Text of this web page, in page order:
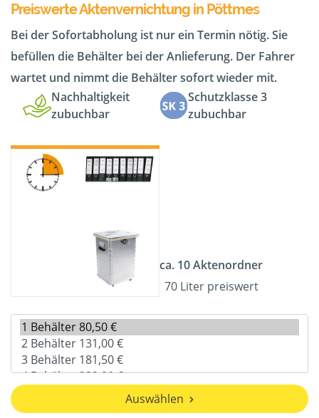
Preiswerte Aktenvernichtung in Pöttmes
Bei der Sofortabholung ist nur ein Termin nötig. Sie
befüllen die Behälter bei der Anlieferung. Der Fahrer
wartet und nimmt die Behälter sofort wieder mit.
Nachhaltigkeit
zubuchbar
Schutzklasse 3
zubuchbar
ca. 10 Aktenordner
70 Liter preiswert
Auswählen